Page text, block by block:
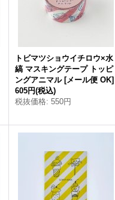
トビマツショウイチロウ×水
縞 マスキングテープ トッピ
ングアニマル [メール便 OK]
605円(税込)
税抜価格: 550円